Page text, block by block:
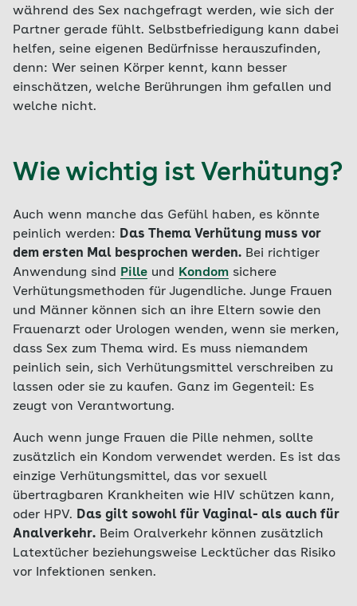
während des Sex nachgefragt werden, wie sich der
Partner gerade fühlt. Selbstbefriedigung kann dabei
helfen, seine eigenen Bedürfnisse herauszufinden,
denn: Wer seinen Körper kennt, kann besser
einschätzen, welche Berührungen ihm gefallen und
welche nicht.
Wie wichtig ist Verhütung?
Auch wenn manche das Gefühl haben, es könnte
peinlich werden: Das Thema Verhütung muss vor
dem ersten Mal besprochen werden. Bei richtiger
Anwendung sind
Pille und Kondom sichere
Verhütungsmethoden für Jugendliche. Junge Frauen
und Männer können sich an ihre Eltern sowie den
Frauenarzt oder Urologen wenden, wenn sie merken,
dass Sex zum Thema wird. Es muss niemandem
peinlich sein, sich Verhütungsmittel verschreiben zu
lassen oder sie zu kaufen. Ganz im Gegenteil: Es
zeugt von Verantwortung.
Auch wenn junge Frauen die Pille nehmen, sollte
zusätzlich ein Kondom verwendet werden. Es ist das
einzige Verhütungsmittel, das vor sexuell
übertragbaren Krankheiten wie HIV schützen kann,
oder HPV. Das gilt sowohl für Vaginal- als auch für
Analverkehr. Beim Oralverkehr können zusätzlich
Latextücher beziehungsweise Lecktücher das Risiko
vor Infektionen senken.